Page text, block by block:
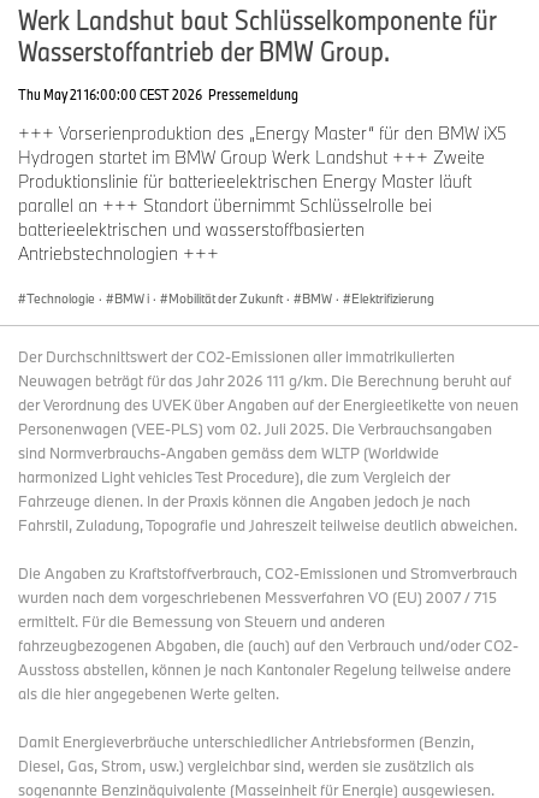
Werk Landshut baut Schlüsselkomponente für
Wasserstoffantrieb der BMW Group.
Thu May 21 16:00:00 CEST 2026 Pressemeldung
+++ Vorserienproduktion des „Energy Master“ für den BMW iX5
Hydrogen startet im BMW Group Werk Landshut +++ Zweite
Produktionslinie für batterieelektrischen Energy Master läuft
parallel an +++ Standort übernimmt Schlüsselrolle bei
batterieelektrischen und wasserstoffbasierten
Antriebstechnologien +++
Technologie · BMW i · Mobilität der Zukunft · BMW · Elektrifizierung
Der Durchschnittswert der CO2-Emissionen aller immatrikulierten
Neuwagen beträgt für das Jahr 2026 111 g/km. Die Berechnung beruht auf
der Verordnung des UVEK über Angaben auf der Energieetikette von neuen
Personenwagen (VEE-PLS) vom 02. Juli 2025. Die Verbrauchsangaben
sind Normverbrauchs-Angaben gemäss dem WLTP (Worldwide
harmonized Light vehicles Test Procedure), die zum Vergleich der
Fahrzeuge dienen. In der Praxis können die Angaben jedoch je nach
Fahrstil, Zuladung, Topografie und Jahreszeit teilweise deutlich abweichen.
Die Angaben zu Kraftstoffverbrauch, CO2-Emissionen und Stromverbrauch
wurden nach dem vorgeschriebenen Messverfahren VO (EU) 2007 / 715
ermittelt. Für die Bemessung von Steuern und anderen
fahrzeugbezogenen Abgaben, die (auch) auf den Verbrauch und/oder CO2-
Ausstoss abstellen, können je nach Kantonaler Regelung teilweise andere
als die hier angegebenen Werte gelten.
Damit Energieverbräuche unterschiedlicher Antriebsformen (Benzin,
Diesel, Gas, Strom, usw.) vergleichbar sind, werden sie zusätzlich als
sogenannte Benzinäquivalente (Masseinheit für Energie) ausgewiesen.